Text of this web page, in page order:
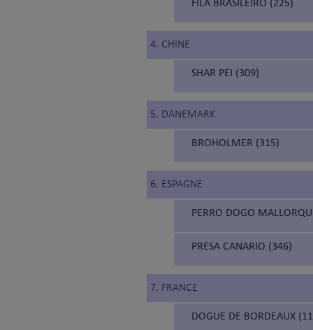
4. CHINE
SHAR PEI (309)
5. DANEMARK
BROHOLMER (315)
6. ESPAGNE
PERRO DOGO
PRESA CANARIO (346)
7. FRANCE
DOGUE DE BORDEAUX